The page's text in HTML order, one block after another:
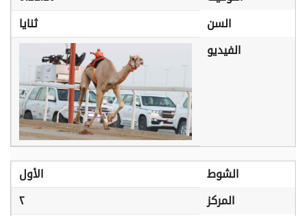
السن
ثنايا
الفيديو
الشوط
الأول
المركز
٢